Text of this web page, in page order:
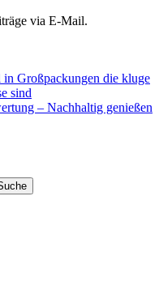
via E-Mail.
in Großpackungen die kluge
sind
– Nachhaltig genießen